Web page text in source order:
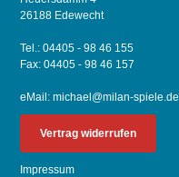
26188 Edewecht
Tel.: 04405 - 98 46 155
Fax: 04405 - 98 46 157
eMail:michael@milan-spiele.de
Vertrag widerrufen
Impressum